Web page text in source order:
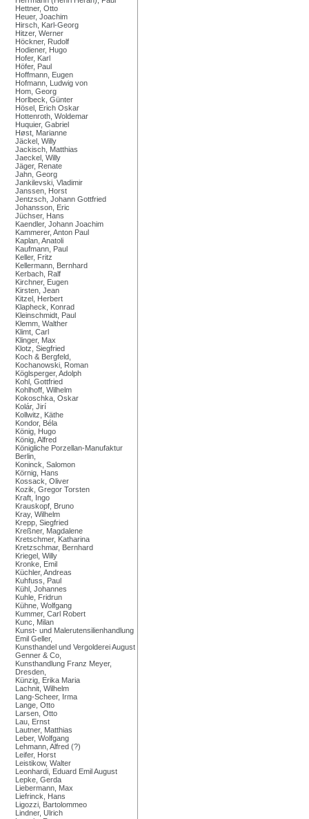
Hettner, Otto
Heuer, Joachim
Hirsch, Karl-Georg
Hitzer, Werner
Höckner, Rudolf
Hodiener, Hugo
Hofer, Karl
Höfer, Paul
Hoffmann, Eugen
Hofmann, Ludwig von
Hom, Georg
Horlbeck, Günter
Hösel, Erich Oskar
Hottenroth, Woldemar
Huquier, Gabriel
Høst, Marianne
Jäckel, Willy
Jackisch, Matthias
Jaeckel, Willy
Jäger, Renate
Jahn, Georg
Jankilevski, Vladimir
Janssen, Horst
Jentzsch, Johann Gottfried
Johansson, Eric
Jüchser, Hans
Kaendler, Johann Joachim
Kammerer, Anton Paul
Kaplan, Anatoli
Kaufmann, Paul
Keller, Fritz
Kellermann, Bernhard
Kerbach, Ralf
Kirchner, Eugen
Kirsten, Jean
Kitzel, Herbert
Klapheck, Konrad
Kleinschmidt, Paul
Klemm, Walther
Klimt, Carl
Klinger, Max
Klotz, Siegfried
Koch & Bergfeld,
Kochanowski, Roman
Köglsperger, Adolph
Kohl, Gottfried
Kohlhoff, Wilhelm
Kokoschka, Oskar
Kolár, Jirí
Kollwitz, Käthe
Kondor, Béla
König, Hugo
König, Alfred
Königliche Porzellan-Manufaktur
Berlin,
Koninck, Salomon
Körnig, Hans
Kossack, Oliver
Kozik, Gregor Torsten
Kraft, Ingo
Krauskopf, Bruno
Kray, Wilhelm
Krepp, Siegfried
Kreßner, Magdalene
Kretschmer, Katharina
Kretzschmar, Bernhard
Kriegel, Willy
Kronke, Emil
Küchler, Andreas
Kuhfuss, Paul
Kühl, Johannes
Kuhle, Fridrun
Kühne, Wolfgang
Kummer, Carl Robert
Kunc, Milan
Kunst- und Malerutensilienhandlung
Emil Geller,
Kunsthandel und Vergolderei August
Genner & Co,
Kunsthandlung Franz Meyer,
Dresden,
Künzig, Erika Maria
Lachnit, Wilhelm
Lang-Scheer, Irma
Lange, Otto
Larsen, Otto
Lau, Ernst
Lautner, Matthias
Leber, Wolfgang
Lehmann, Alfred (?)
Leifer, Horst
Leistikow, Walter
Leonhardi, Eduard Emil August
Lepke, Gerda
Liebermann, Max
Liefrinck, Hans
Ligozzi, Bartolommeo
Lindner, Ulrich